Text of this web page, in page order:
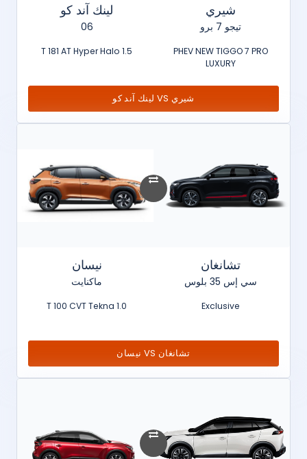
شيري
تيجو 7 برو
PHEV NEW TIGGO 7 PRO
LUXURY
لينك آند كو
06
1.5 T 181 AT Hyper Halo
شيري VS لينك آند كو
تشانغان
سي إس 35 بلوس
Exclusive
نيسان
ماكنايت
1.0 T 100 CVT Tekna
تشانغان VS نيسان